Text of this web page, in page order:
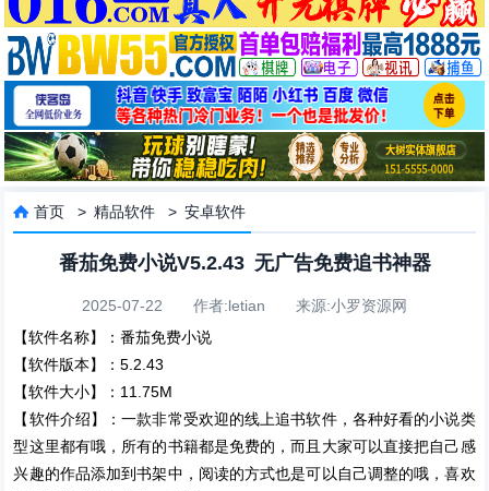
 首页 >精品软件 >安卓软件
番茄免费小说V5.2.43 无广告免费追书神器
2025-07-22 作者:letian 来源:小罗资源网
【软件名称】：番茄免费小说
【软件版本】：5.2.43
【软件大小】：11.75M
【软件介绍】：一款非常受欢迎的线上追书软件，各种好看的小说类
型这里都有哦，所有的书籍都是免费的，而且大家可以直接把自己感
兴趣的作品添加到书架中，阅读的方式也是可以自己调整的哦，喜欢